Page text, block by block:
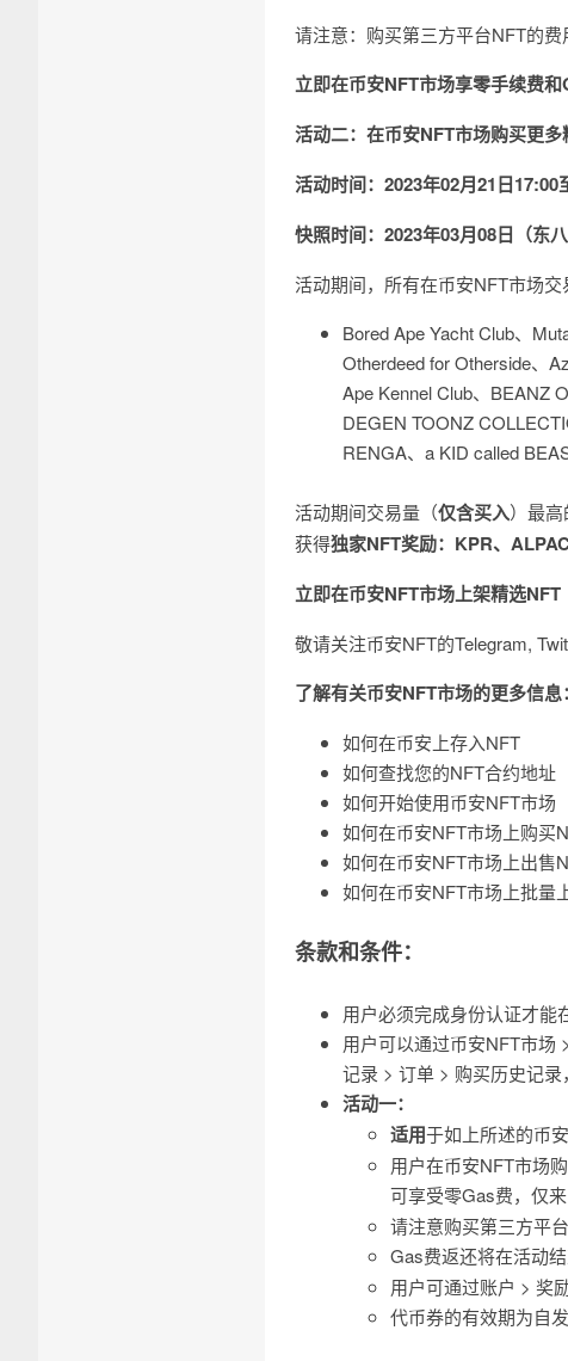
请注意：购买第三方平台NFT的费
立即在币安NFT市场享零手续费和
活动二：在币安NFT市场购买更
活动时间：2023年02月21日17:00
快照时间：2023年03月08日（东八
活动期间，所有在币安NFT市场
Bored Ape Yacht Club、
Otherdeed for Otherside、
Ape Kennel Club、BEANZ
DEGEN TOONZ
RENGA、a KID called
活动期间交易量（仅含买入）最高
获得独家NFT奖励： KPR、
立即在币安NFT市场上架精选NFT
敬请关注币安NFT的Telegram,
了解有关币安NFT市场的更多信息：
如何在币安上存入NFT
如何查找您的NFT合约地址
如何开始使用币安NFT市场
如何在币安NFT市场上购买
如何在币安NFT市场上出售
如何在币安NFT市场上批量
条款和条件：
用户必须完成身份认证才能
用户可以通过币安NFT市场
记录 > 订单 > 购买历史记录
活动一：
适用于如上所述的币
用户在币安NFT市场
可享受零Gas费，仅
请注意购买第三方平
Gas费返还将在活动
用户可通过账户 > 奖
代币券的有效期为自